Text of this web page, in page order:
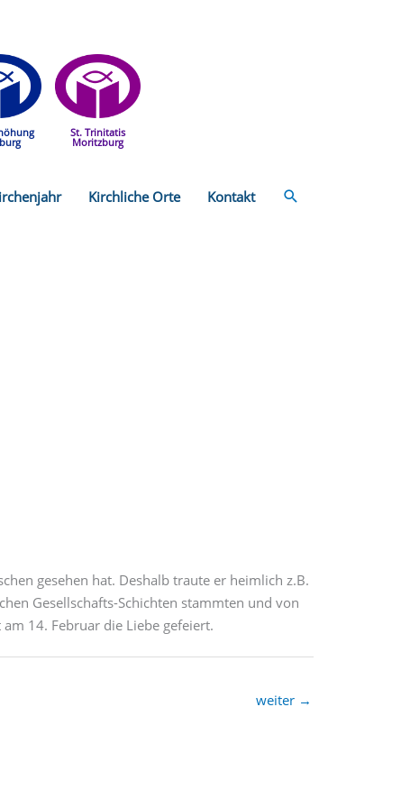
St. Trinitatis
Moritzburg
Kirchliche Orte Kontakt Suchen
gesehen hat. Deshalb traute er heimlich z.B.
Gesellschafts-Schichten stammten und von
14. Februar die Liebe gefeiert.
weiter →